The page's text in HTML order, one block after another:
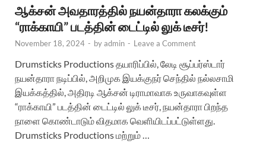
ஆக்சன் அவதாரத்தில் நயன்தாரா கலக்கும்
“ராக்காயி” படத்தின் டைட்டில் லுக் டீசர்!
November 18, 2024 - byadmin - Leave a Comment
Drumsticks Productions தயாரிப்பில், லேடி சூப்பர்ஸ்டார்
நயன்தாரா நடிப்பில், அறிமுக இயக்குநர் செந்தில் நல்லசாமி
இயக்கத்தில், அதிரடி ஆக்சன் டிராமாவாக உருவாகவுள்ள
“ராக்காயி” படத்தின் டைட்டில் லுக் டீசர், நயன்தாரா பிறந்த
நாளை கொண்டாடும் விதமாக வெளியிடப்பட்டுள்ளது.
Drumsticks Productions மற்றும் …